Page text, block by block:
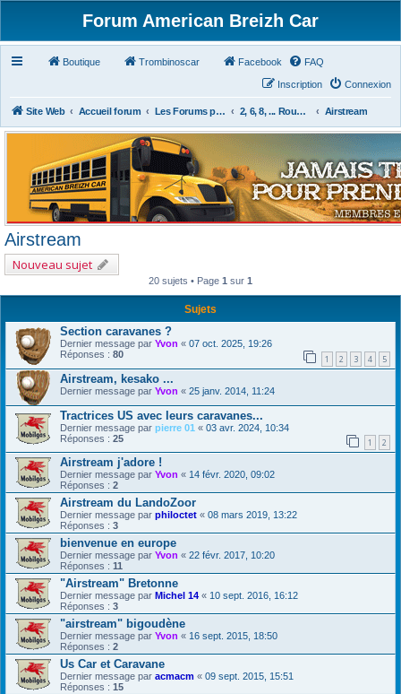
Forum American Breizh Car
Boutique Trombinoscar Facebook FAQ
Connexion
Inscription
Site Web Accueil forum Les Forums par Passion 2, 6, 8, ... Roues & Autres Airstream
Airstream
Nouveau sujet
20 sujets • Page 1 sur 1
Sujets
Section caravanes ?
Dernier message par Yvon « 07 oct. 2025, 19:26
Réponses : 80 1 2 3 4 5
Airstream, kesako ...
Dernier message par Yvon « 25 janv. 2014, 11:24
Tractrices US avec leurs caravanes...
Dernier message par pierre 01 « 03 avr. 2024, 10:34
Réponses : 25 1 2
Airstream j'adore !
Dernier message par Yvon « 14 févr. 2020, 09:02
Réponses : 2
Airstream du LandoZoor
Dernier message par philoctet « 08 mars 2019, 13:22
Réponses : 3
bienvenue en europe
Dernier message par Yvon « 22 févr. 2017, 10:20
Réponses : 11
"Airstream" Bretonne
Dernier message par Michel 14 « 10 sept. 2016, 16:12
Réponses : 3
"airstream" bigoudène
Dernier message par Yvon « 16 sept. 2015, 18:50
Réponses : 2
Us Car et Caravane
Dernier message par acmacm « 09 sept. 2015, 15:51
Réponses : 15